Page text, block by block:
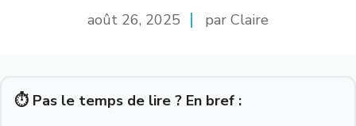
août 26, 2025 par Claire
⏱️ Pas le temps de lire ? En bref :